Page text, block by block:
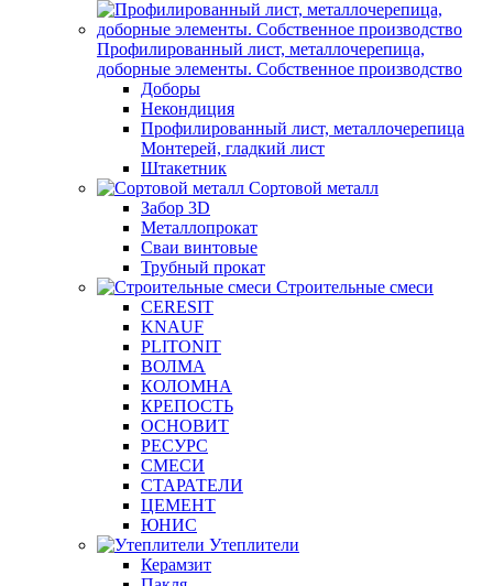
Профилированный лист, металлочерепица,
доборные элементы. Собственное производство
Доборы
Некондиция
Профилированный лист, металлочерепица
Монтерей, гладкий лист
Штакетник
Сортовой металл
Забор 3D
Металлопрокат
Сваи винтовые
Трубный прокат
Строительные смеси
CERESIT
KNAUF
PLITONIT
ВОЛМА
КОЛОМНА
КРЕПОСТЬ
ОСНОВИТ
РЕСУРС
СМЕСИ
СТАРАТЕЛИ
ЦЕМЕНТ
ЮНИС
Утеплители
Керамзит